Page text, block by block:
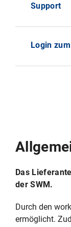
Support
Login
Das
der SWM.
Durch den
ermöglicht.